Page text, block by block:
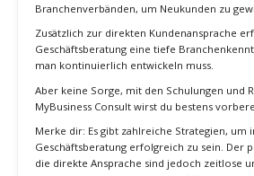
Telefonate, hat sich als besonders effektiv
Der Vorteil dieser Methode liegt in ihrer
persönlichen Touch, wodurch potenzielle
Mehrwert erkennen können.
Abgesehen von den Personalkosten für
eventuellen Printmaterialien fallen keine
Die Resultate sprechen jedoch für sich,
Geschäftsmöglichkeiten, die oft im